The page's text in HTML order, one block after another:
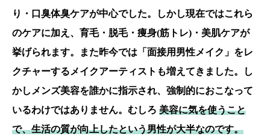
り・口臭体臭ケアが中心でした。しかし現在ではこれら
のケアに加え、育毛・脱毛・痩身(筋トレ)・美肌ケアが
挙げられます。また昨今では「面接用男性メイク」をレ
クチャーするメイクアーティストも増えてきました。し
かしメンズ美容を誰かに指示され、強制的におこなって
いるわけではありません。むしろ 美容に気を使うこと
で、生活の質が向上したという男性が大半なのです。